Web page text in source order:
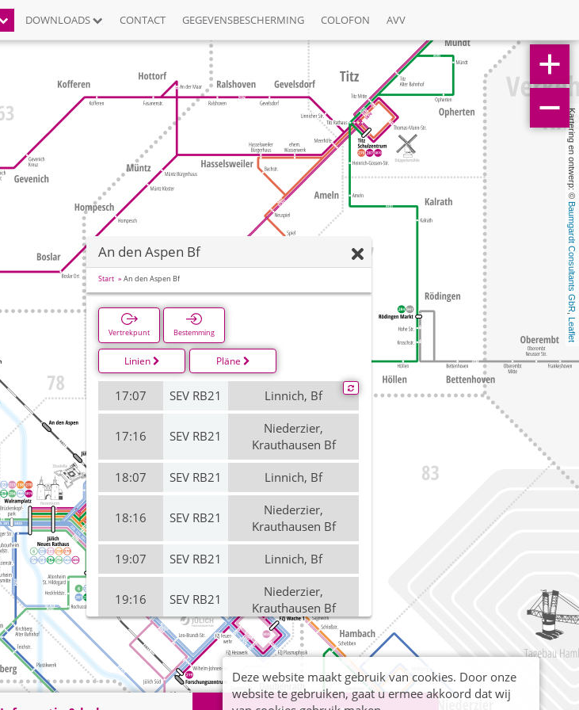
DOWNLOADS CONTACT GEGEVENSBESCHERMING COLOFON AVV
Kartering en ontwerp: ©
Baumgardt Consultants GbR
,
Leaflet
An den Aspen Bf
Start An den Aspen Bf
Vertrekpunt Bestemming
Linien Pläne
17:07 SEV RB21 Linnich, Bf
17:16 SEV RB21
Niederzier,
Krauthausen Bf
18:07 SEV RB21 Linnich, Bf
18:16 SEV RB21
Niederzier,
Krauthausen Bf
19:07 SEV RB21 Linnich, Bf
19:16 SEV RB21
Niederzier,
Krauthausen Bf
Deze website maakt gebruik van cookies. Door onze
website te gebruiken, gaat u ermee akkoord dat wij